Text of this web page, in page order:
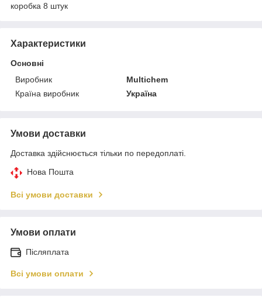
коробка 8 штук
Характеристики
Основні
Виробник
Multichem
Країна виробник
Україна
Умови доставки
Доставка здійснюється тільки по передоплаті.
Нова Пошта
Всі умови доставки
Умови оплати
Післяплата
Всі умови оплати